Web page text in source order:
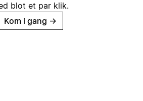
blot et par klik.
Kom i gang →